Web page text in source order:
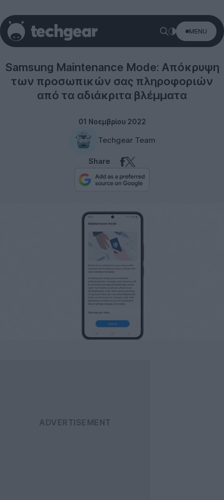
MENU
Samsung Maintenance Mode: Απόκρυψη
των προσωπικών σας πληροφοριών
από τα αδιάκριτα βλέμματα
01 Νοεμβρίου 2022
Techgear Team
Share